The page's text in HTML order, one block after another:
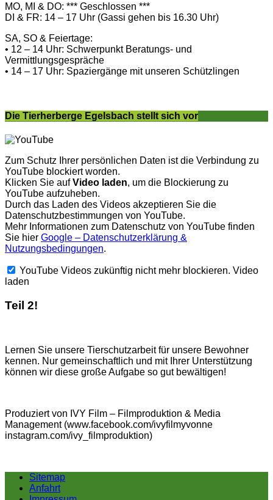
MO, MI & DO: *** Geschlossen ***
DI & FR: 14 – 17 Uhr (Gassi gehen bis 16.30 Uhr)
SA, SO & Feiertage:
• 12 – 14 Uhr: Schwerpunkt Beratungs- und
Vermittlungsgespräche
• 14 – 17 Uhr: Spaziergänge mit unseren Schützlingen
Die Tierherberge Egelsbach stellt sich vor
Zum Schutz Ihrer persönlichen Daten ist die Verbindung zu
YouTube blockiert worden.
Klicken Sie aufVideo laden, um die Blockierung zu
YouTube aufzuheben.
Durch das Laden des Videos akzeptieren Sie die
Datenschutzbestimmungen von YouTube.
Mehr Informationen zum Datenschutz von YouTube finden
Sie hier Google – Datenschutzerklärung &
Nutzungsbedingungen.
YouTube Videos zukünftig nicht mehr blockieren. Video
laden
Teil 2!
Lernen Sie unsere Tierschutzarbeit für unsere Bewohner
kennen. Nur gemeinschaftlich und mit Ihrer Unterstützung
können wir diese große Aufgabe so gut bewältigen!
Produziert von IVY Film – Filmproduktion & Media
Management (www.facebook.com/ivyfilmyvonne
instagram.com/ivy_filmproduktion)
Sitemap
Anfahrt